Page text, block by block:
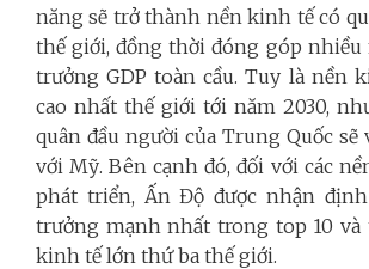
năng sẽ trở thành nền kinh tế có
thế giới, đồng thời đóng góp nhiều
trưởng GDP toàn cầu. Tuy là nền
cao nhất thế giới tới năm 2030,
quân đầu người của Trung Quốc sẽ
với Mỹ. Bên cạnh đó, đối với các
phát triển, Ấn Độ được nhận
trưởng mạnh nhất trong top 10 và
kinh tế lớn thứ ba thế giới.